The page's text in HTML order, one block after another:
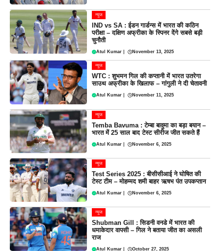
न्यूज
IND vs SA : ईडन गार्डन्स में भारत की कठिन
परीक्षा – दक्षिण अफ्रीका के स्पिनर देंगे सबसे बड़ी
चुनौती
Atul Kumar November 13, 2025
न्यूज
WTC : शुभमन गिल की कप्तानी में भारत उतरेगा
साउथ अफ्रीका के खिलाफ – गांगुली ने दी चेतावनी
Atul Kumar November 11, 2025
न्यूज
Temba Bavuma : टेम्बा बावुमा का बड़ा बयान –
भारत में 25 साल बाद टेस्ट सीरीज जीत सकते हैं
Atul Kumar November 6, 2025
न्यूज
Test Series 2025 : बीसीसीआई ने घोषित की
टेस्ट टीम – मोहम्मद शमी बाहर ऋषभ पंत उपकप्तान
Atul Kumar November 6, 2025
न्यूज
Shubman Gill : सिडनी वनडे में भारत की
धमाकेदार वापसी – गिल ने बताया जीत का असली
राज
Atul Kumar October 27, 2025